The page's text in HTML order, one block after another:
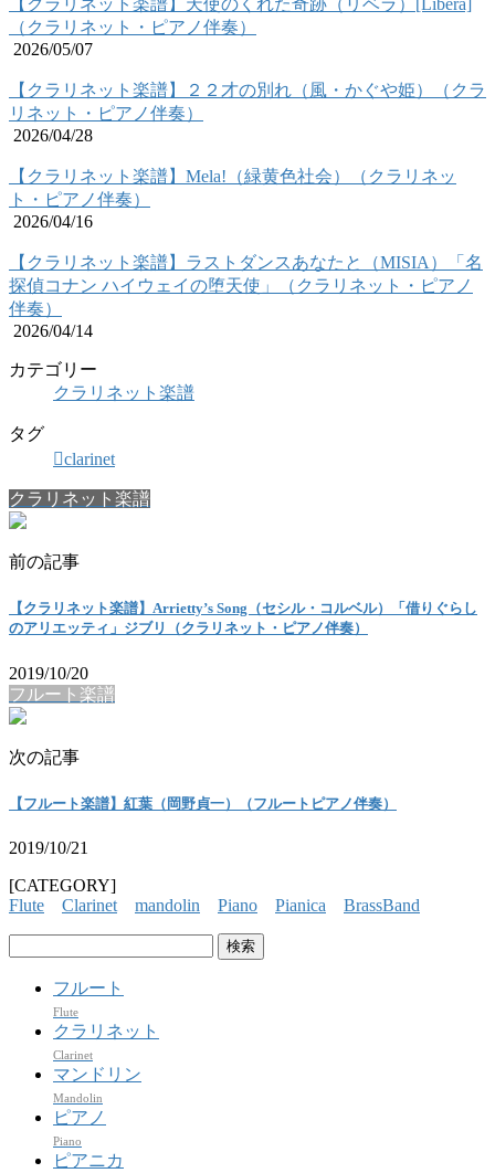
【クラリネット楽譜】天使のくれた奇跡（リベラ）[Libera]
（クラリネット・ピアノ伴奏）
2026/05/07
【クラリネット楽譜】２２才の別れ（風・かぐや姫）（クラ
リネット・ピアノ伴奏）
2026/04/28
【クラリネット楽譜】Mela!（緑黄色社会）（クラリネッ
ト・ピアノ伴奏）
2026/04/16
【クラリネット楽譜】ラストダンスあなたと（MISIA）「名
探偵コナン ハイウェイの堕天使」（クラリネット・ピアノ
伴奏）
2026/04/14
カテゴリー
クラリネット楽譜
タグ
clarinet
クラリネット楽譜
前の記事
【クラリネット楽譜】Arrietty’s Song（セシル・コルベル）「借りぐらし
のアリエッティ」ジブリ（クラリネット・ピアノ伴奏）
2019/10/20
フルート楽譜
次の記事
【フルート楽譜】紅葉（岡野貞一）（フルートピアノ伴奏）
2019/10/21
[CATEGORY]
Flute
Clarinet mandolin Piano Pianica
BrassBand
フルート
Flute
クラリネット
Clarinet
マンドリン
Mandolin
ピアノ
Piano
ピアニカ